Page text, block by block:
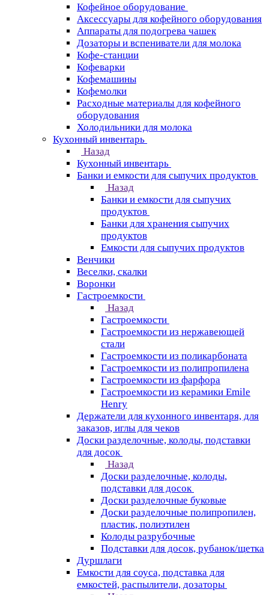
Кофейное оборудование
Аксессуары для кофейного оборудования
Аппараты для подогрева чашек
Дозаторы и вспениватели для молока
Кофе-станции
Кофеварки
Кофемашины
Кофемолки
Расходные материалы для кофейного
оборудования
Холодильники для молока
Кухонный инвентарь
Назад
Кухонный инвентарь
Банки и емкости для сыпучих продуктов
Назад
Банки и емкости для сыпучих
продуктов
Банки для хранения сыпучих
продуктов
Емкости для сыпучих продуктов
Венчики
Веселки, скалки
Воронки
Гастроемкости
Назад
Гастроемкости
Гастроемкости из нержавеющей
стали
Гастроемкости из поликарбоната
Гастроемкости из полипропилена
Гастроемкости из фарфора
Гастроемкости из керамики Emile
Henry
Держатели для кухонного инвентаря, для
заказов, иглы для чеков
Доски разделочные, колоды, подставки
для досок
Назад
Доски разделочные, колоды,
подставки для досок
Доски разделочные буковые
Доски разделочные полипропилен,
пластик, полиэтилен
Колоды разрубочные
Подставки для досок, рубанок/щетка
Дуршлаги
Емкости для соуса, подставка для
емкостей, распылители, дозаторы